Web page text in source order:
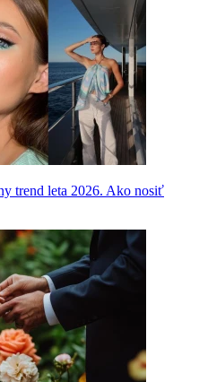
trend leta 2026. Ako nosiť